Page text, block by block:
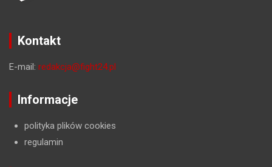
Kontakt
E-mail: redakcja@fight24.pl
Informacje
polityka plików cookies
regulamin